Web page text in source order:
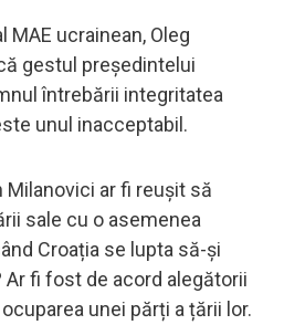
ucrainean, Oleg
gestul președintelui
întrebării integritatea
unul inacceptabil.
Milanovici ar fi reușit să
sale cu o asemenea
Croația se lupta să-și
fi fost de acord alegătorii
unei părți a țării lor.